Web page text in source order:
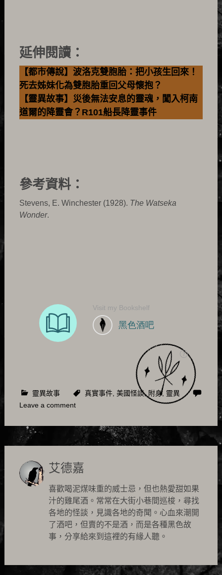
延伸閱讀：
【都市傳說】波洛克雙胞胎：把小孩生回來！
死去姊妹化為雙胞胎重回父母懷抱？
【靈異故事】災後無法安息的靈魂，闖入柯南
道爾的降靈會？R101船長降靈事件
參考資料：
Stevens, E. Winchester (1928). The Watseka
Wonder.
靈異故事 真實事件, 美國怪談, 附身, 靈異
Leave a comment
艾德嘉
喜歡喝泥煤味重的威士忌，但也熱愛甜如果
汁的雞尾酒。常常在大街小巷間巡梭，尋找
各地的怪談，見識各地的奇聞。心血來潮開
了酒吧，但賣的不是酒，而是各種黑色故
事，分享給來到這裡的有緣人聽。